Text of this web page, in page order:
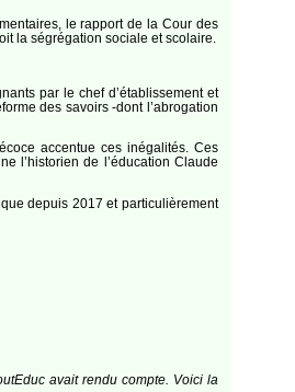
le rapport de la Cour des
la ségrégation sociale et scolaire.
par le chef d’établissement et
des savoirs -dont l’abrogation
accentue ces inégalités. Ces
l’historien de l’éducation Claude
depuis 2017 et particulièrement
avait rendu compte. Voici la